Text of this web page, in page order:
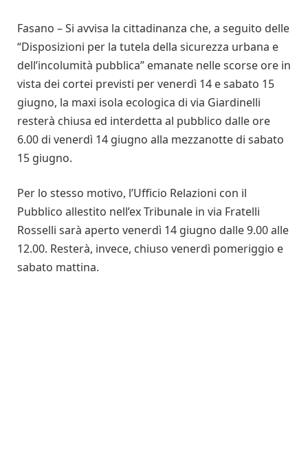
Fasano – Si avvisa la cittadinanza che, a seguito delle
“Disposizioni per la tutela della sicurezza urbana e
dell’incolumità pubblica” emanate nelle scorse ore in
vista dei cortei previsti per venerdì 14 e sabato 15
giugno, la maxi isola ecologica di via Giardinelli
resterà chiusa ed interdetta al pubblico dalle ore
6.00 di venerdì 14 giugno alla mezzanotte di sabato
15 giugno.
Per lo stesso motivo, l’Ufficio Relazioni con il
Pubblico allestito nell’ex Tribunale in via Fratelli
Rosselli sarà aperto venerdì 14 giugno dalle 9.00 alle
12.00. Resterà, invece, chiuso venerdì pomeriggio e
sabato mattina.